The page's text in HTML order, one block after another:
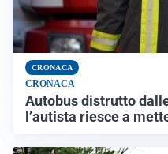
CRONACA
CRONACA
Autobus distrutto
l’autista riesce a